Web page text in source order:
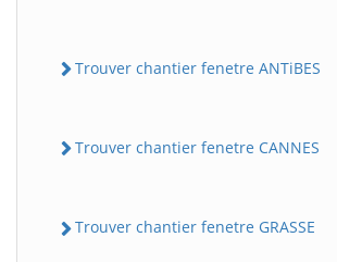
Trouver chantier fenetre ANTiBES
Trouver chantier fenetre CANNES
Trouver chantier fenetre GRASSE